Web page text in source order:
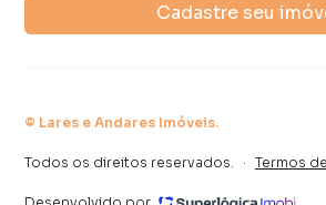
Cadastre seu
© Lares e Andares Imóveis.
Todos os direitos reservados. · Termos